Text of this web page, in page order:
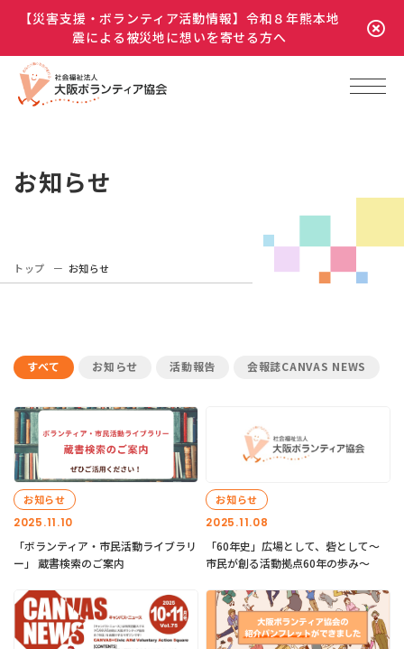
【災害支援・ボランティア活動情報】令和８年熊本地
震による被災地に想いを寄せる方へ
お知らせ
トップ お知らせ
すべて お知らせ 活動報告 会報誌CANVAS NEWS
2025.11.10
お知らせ
「ボランティア・市民活動ライブラリ
ー」 蔵書検索のご案内
2025.11.08
お知らせ
「60年史」広場として、砦として～
市民が創る活動拠点60年の歩み～